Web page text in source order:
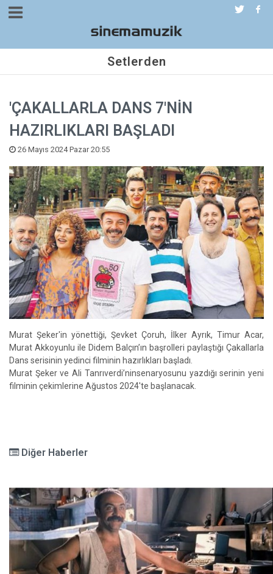
Setlerden
'ÇAKALLARLA DANS 7'NİN
HAZIRLIKLARI BAŞLADI
26 Mayıs 2024 Pazar 20:55
Murat Şeker'in yönettiği, Şevket Çoruh, İlker Ayrık, Timur Acar,
Murat Akkoyunlu ile Didem Balçın’ın başrolleri paylaştığı Çakallarla
Dans serisinin yedinci filminin hazırlıkları başladı.
Murat Şeker ve Ali Tanrıverdi’ninsenaryosunu yazdığı serinin yeni
filminin çekimlerine Ağustos 2024'te başlanacak.
Diğer Haberler